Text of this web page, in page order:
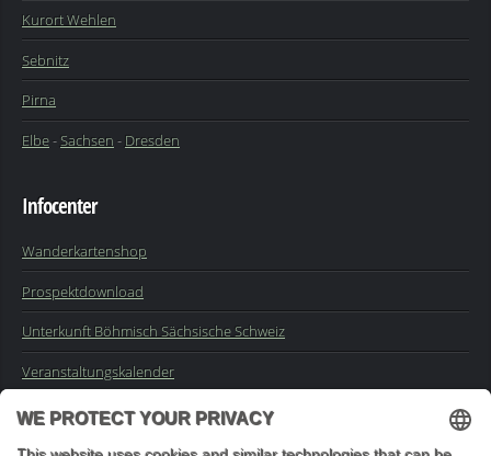
Kurort Wehlen
Sebnitz
Pirna
Elbe-Sachsen - Dresden
Infocenter
Wanderkartenshop
Prospektdownload
Unterkunft Böhmisch Sächsische Schweiz
Veranstaltungskalender